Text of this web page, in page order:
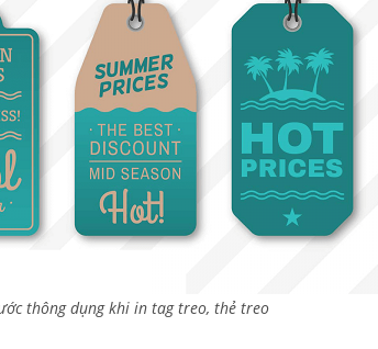
thông dụng khi in tag treo, thẻ treo